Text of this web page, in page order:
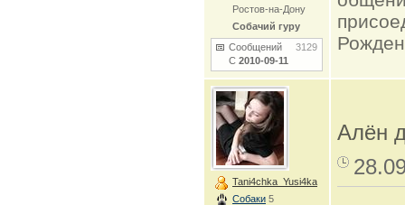
Ростов-на-Дону
Собачий гуру
Сообщений 3129
С 2010-09-11
Tani4chka_Yusi4ka
Собаки 5
Алён